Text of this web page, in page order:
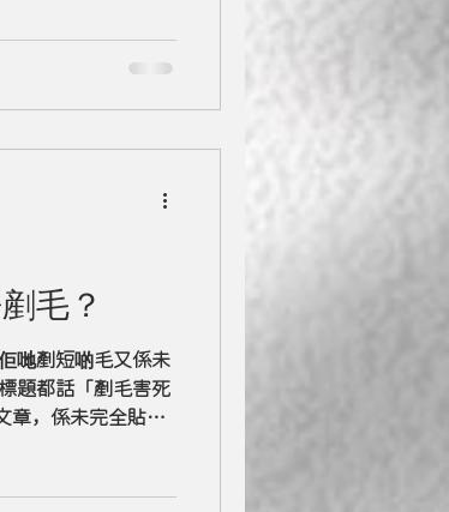
毛？
哋剷短啲毛又係未
章，係未完全貼合